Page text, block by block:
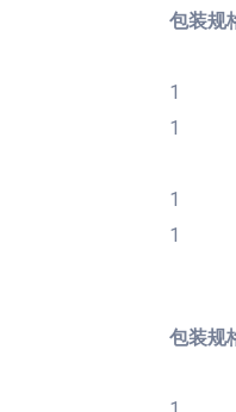
包装规
1
1
1
1
包装规